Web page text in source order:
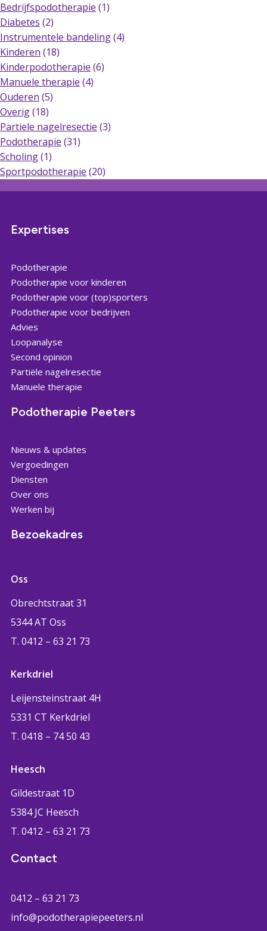
Bedrijfspodotherapie (1)
Diabetes (2)
Instrumentele bandeling(4)
Kinderen (18)
Kinderpodotherapie (6)
Manuele therapie (4)
Ouderen (5)
Overig(18)
Partiele nagelresectie (3)
Podotherapie (31)
Scholing(1)
Sportpodotherapie (20)
Expertises
Podotherapie
Podotherapie voor kinderen
Podotherapie voor (top)sporters
Podotherapie voor bedrijven
Advies
Loopanalyse
Second opinion
Partiële nagelresectie
Manuele therapie
Podotherapie Peeters
Nieuws & updates
Vergoedingen
Diensten
Over ons
Werken bij
Bezoekadres
Oss
Obrechtstraat 31
5344 AT Oss
T. 0412 – 63 21 73
Kerkdriel
Leijensteinstraat 4H
5331 CT Kerkdriel
T. 0418 – 74 50 43
Heesch
Gildestraat 1D
5384 JC Heesch
T. 0412 – 63 21 73
Contact
0412 – 63 21 73
info@podotherapiepeeters.nl